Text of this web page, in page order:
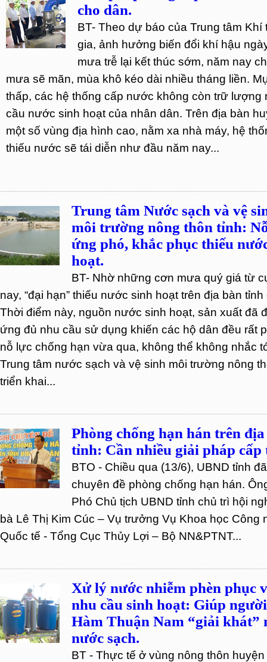
cho dân.
BT- Theo dự báo của Trung tâm
gia, ảnh hưởng biến đổi khí hậu
mưa trễ lại kết thúc sớm, năm nay
mưa sẽ mãn, mùa khô kéo dài nhiều tháng liền.
thấp, các hệ thống cấp nước không còn trữ lượng
cầu nước sinh hoạt của nhân dân. Trên địa bàn
một số vùng địa hình cao, nằm xa nhà máy, hệ
thiếu nước sẽ tái diễn như đầu năm nay...
Trung tâm Nước sạch và vệ
môi trường nông thôn tỉnh:
ứng phó, khắc phục thiếu
hoạt.
BT- Nhờ những cơn mưa quý giá từ
nay, “đại hạn” thiếu nước sinh hoạt trên địa bàn tỉnh
Thời điểm này, nguồn nước sinh hoạt, sản xuất đã
ứng đủ nhu cầu sử dụng khiến các hộ dân đều rất
nỗ lực chống hạn vừa qua, không thể không nhắc
Trung tâm nước sạch và vệ sinh môi trường nông
triển khai...
Phòng chống hạn hán trên
tỉnh: Cần nhiều giải pháp cấp
BTO - Chiều qua (13/6), UBND tỉnh
chuyên đề phòng chống hạn hán.
Phó Chủ tịch UBND tỉnh chủ trì hội
bà Lê Thị Kim Cúc – Vụ trưởng Vụ Khoa học Công
Quốc tế - Tổng Cục Thủy Lợi – Bộ NN&PTNT...
Xử lý nước nhiễm phèn phục
nhu cầu sinh hoạt: Giúp
Hàm Thuận Nam “giải khát”
nước sạch.
BT - Thực tế ở vùng nông thôn